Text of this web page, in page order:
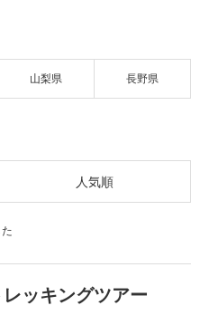
山梨県 長野県
人気順
ッキングツアー